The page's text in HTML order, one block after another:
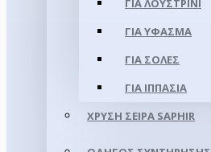
ΓΙΑ ΛΟΥΣΤΡΊΝΙ
ΓΙΑ ΥΦΑΣΜΑ
ΓΙΑ ΣΌΛΕΣ
ΓΙΑ ΙΠΠΑΣΊΑ
ΧΡΥΣΉ ΣΕΙΡΆ SAPHIR